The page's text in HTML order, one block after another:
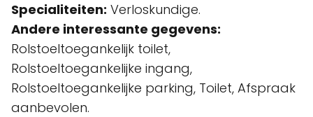
Specialiteiten: Verloskundige.
Andere interessante gegevens:
Rolstoeltoegankelijk toilet,
Rolstoeltoegankelijke ingang,
Rolstoeltoegankelijke parking, Toilet, Afspraak
aanbevolen.